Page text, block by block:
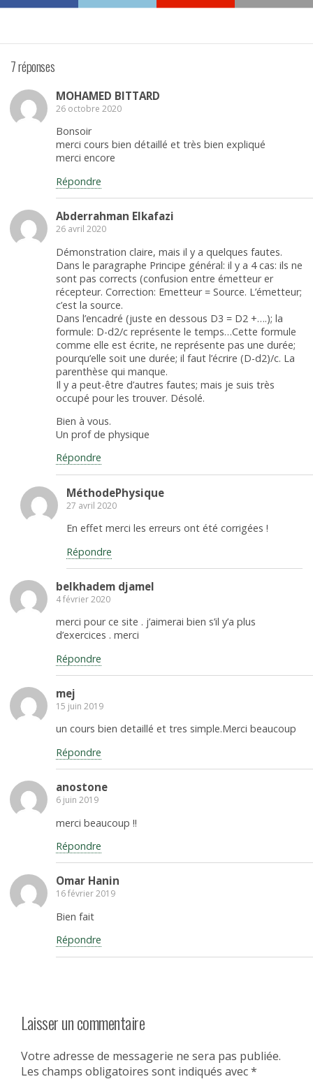
7 réponses
MOHAMED BITTARD
26 octobre 2020
Bonsoir
merci cours bien détaillé et très bien expliqué
merci encore
Répondre
Abderrahman Elkafazi
26 avril 2020
Démonstration claire, mais il y a quelques fautes.
Dans le paragraphe Principe général: il y a 4 cas: ils ne
sont pas corrects (confusion entre émetteur er
récepteur. Correction: Emetteur = Source. L’émetteur;
c’est la source.
Dans l’encadré (juste en dessous D3 = D2 +….); la
formule: D-d2/c représente le temps…Cette formule
comme elle est écrite, ne représente pas une durée;
pourqu’elle soit une durée; il faut l’écrire (D-d2)/c. La
parenthèse qui manque.
Il y a peut-être d’autres fautes; mais je suis très
occupé pour les trouver. Désolé.
Bien à vous.
Un prof de physique
Répondre
MéthodePhysique
27 avril 2020
En effet merci les erreurs ont été corrigées !
Répondre
belkhadem djamel
4 février 2020
merci pour ce site . j’aimerai bien s’il y’a plus
d’exercices . merci
Répondre
mej
15 juin 2019
un cours bien detaillé et tres simple.Merci beaucoup
Répondre
anostone
6 juin 2019
merci beaucoup !!
Répondre
Omar Hanin
16 février 2019
Bien fait
Répondre
Laisser un commentaire
Votre adresse de messagerie ne sera pas publiée.
Les champs obligatoires sont indiqués avec*